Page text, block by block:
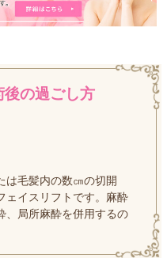
後の過ごし方
は毛髪内の数㎝の切開
ェイスリフトです。麻酔
、局所麻酔を併用するの